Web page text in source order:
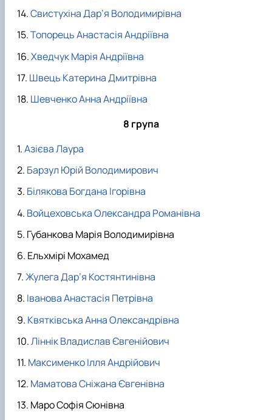
Свистухіна Дар’я Володимирівна
Топорець Анастасія Андріївна
Хведчук Марія Андріївна
Швець Катерина Дмитрівна
Шевченко Анна Андріївна
8 група
Азієва Лаура
Барзул Юрій Володимирович
Білякова Богдана Ігорівна
Войцеховська Олександра Романівна
Губанкова Марія Володимирівна
Ельхмірі Мохамед
Жулега Дар’я Костянтинівна
Іванова Анастасія Петрівна
Квятківська Анна Олександрівна
Ліннік Владислав Євгенійович
Максименко Ілля Андрійович
Маматова Сніжана Євгенівна
Маро Софія Сюнівна